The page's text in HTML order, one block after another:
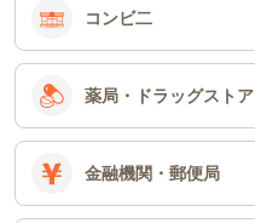
コンビ二
薬局・ドラッグストア
金融機関・郵便局